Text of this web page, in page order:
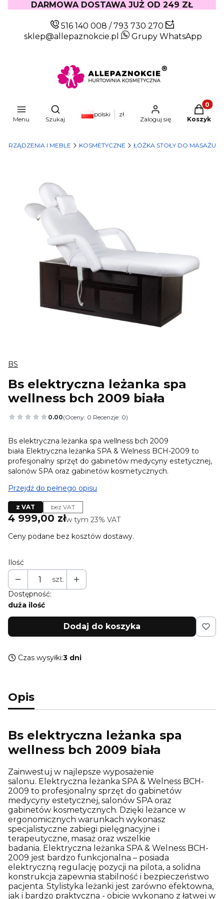
DARMOWA DOSTAWA JUŻ OD 249 ZŁ
516 140 008 /793 730 270
sklep@allepaznokcie.pl
Grupy WhatsApp
Menu
Otwórz wyszukiwarkę
Szukaj
polski zł
Zaloguj się Koszyk
URZĄDZENIA I MEBLE KOSMETYCZNE ŁÓŻKA STOŁY DO MASAŻU
BS
Bs elektryczna leżanka spa
wellness bch 2009 biała
0.00(Oceny: 0 Recenzje: 0)
Przejdź do sekcji Opinie
Bs elektryczna leżanka spa wellness bch 2009
biała Elektryczna leżanka SPA & Welness BCH-2009 to
profesjonalny sprzęt do gabinetów medycyny estetycznej,
salonów SPA oraz gabinetów kosmetycznych.
Przejdź do pełnego opisu
z VAT bez VAT
Cena
4 999,00 złw tym 23% VAT
w tym 23% VAT
Ceny podane bez kosztów dostawy.
Ilość
szt.
Dostępność:
duża ilość
Dodaj do koszyka
Czas wysyłki:3 dni
Opis
Bs elektryczna leżanka spa
wellness bch 2009 biała
Zainwestuj w najlepsze wyposażenie
salonu. Elektryczna leżanka SPA & Welness BCH-
2009 to profesjonalny sprzęt do gabinetów
medycyny estetycznej, salonów SPA oraz
gabinetów kosmetycznych. Dzięki leżance w
ergonomicznych warunkach wykonasz
specjalistyczne zabiegi pielęgnacyjne i
terapeutyczne, masaż oraz wszelkie
badania. Elektryczna leżanka SPA & Welness BCH-
2009 jest bardzo funkcjonalna – posiada
elektryczną regulację pozycji na pilota, a solidna
konstrukcja zapewnia stabilność i bezpieczeństwo
pacjenta. Stylistyka leżanki jest zarówno efektowna,
jak i bardzo praktyczna - obicie wykonano z łatwej w